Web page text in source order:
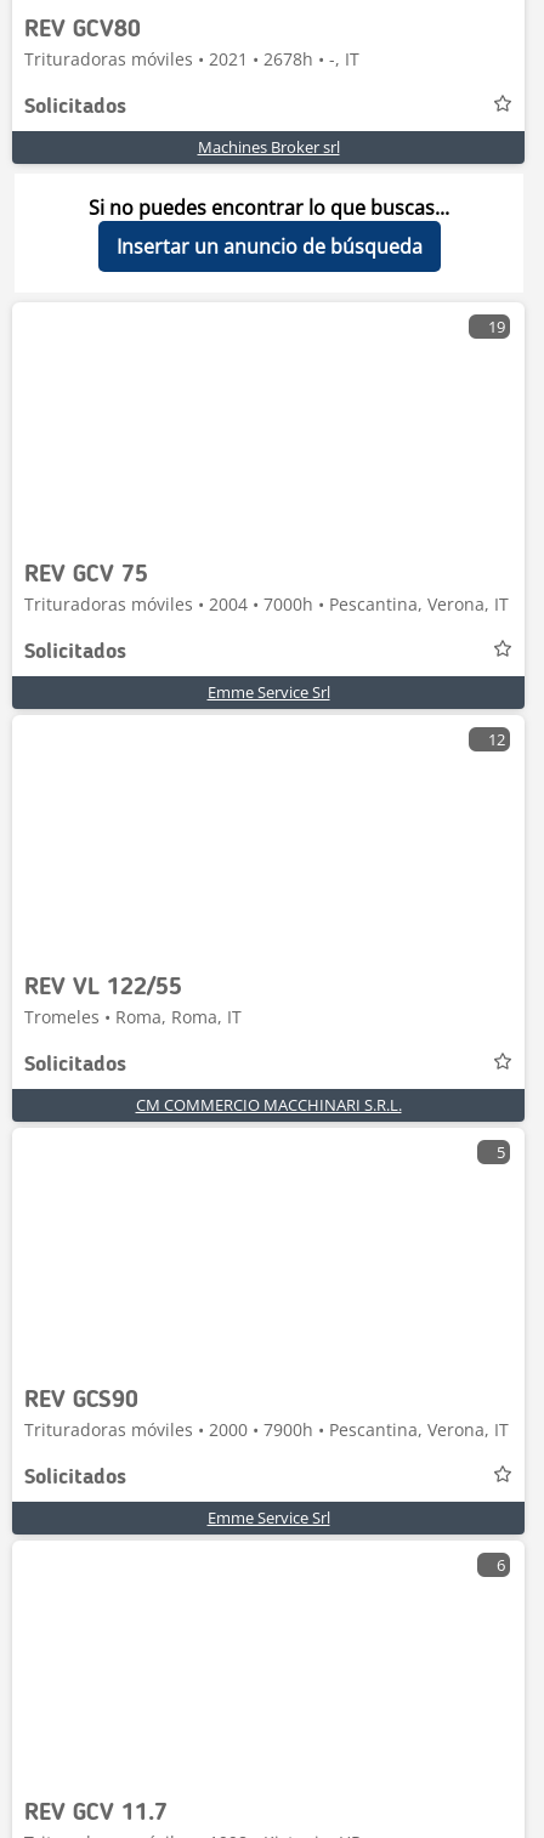
REV GCV80
Trituradoras móviles • 2021 • 2678h • -, IT
Solicitados
Machines Broker srl
Si no puedes encontrar lo que buscas...
Insertar un anuncio de búsqueda
19
REV GCV 75
Trituradoras móviles • 2004 • 7000h • Pescantina, Verona, IT
Solicitados
Emme Service Srl
12
REV VL 122/55
Tromeles • Roma, Roma, IT
Solicitados
CM COMMERCIO MACCHINARI S.R.L.
5
REV GCS90
Trituradoras móviles • 2000 • 7900h • Pescantina, Verona, IT
Solicitados
Emme Service Srl
6
REV GCV 11.7